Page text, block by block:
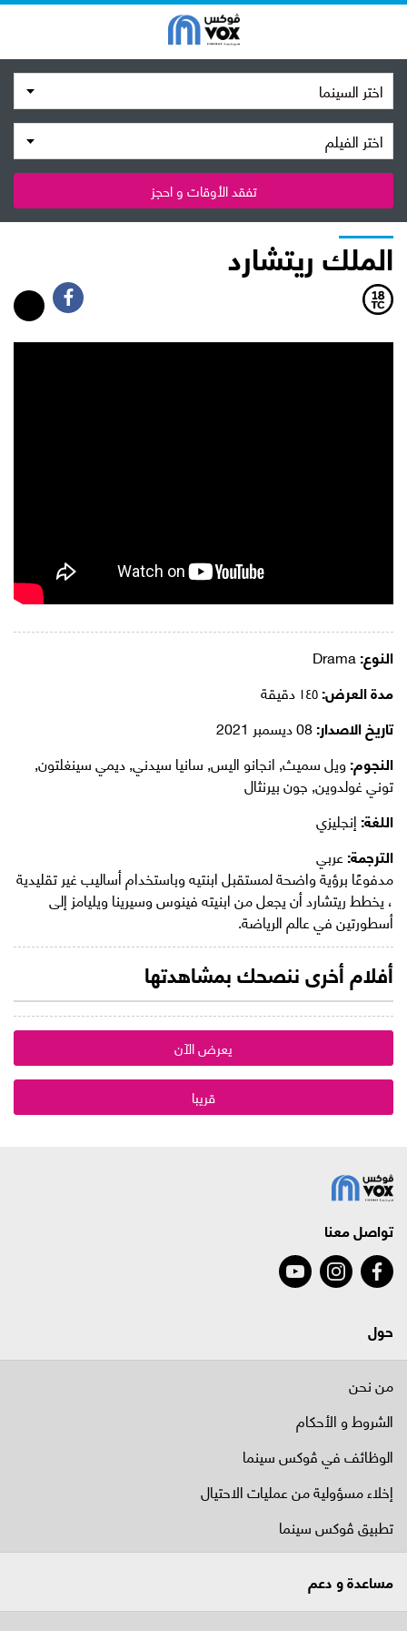
اختر السينما
اختر الفيلم
تفقد الأوقات و احجز
الملك ريتشارد
النوع:
مدة العرض:
تاريخ الاصدار:
النجوم:ويل سميث, انجانو اليس, سانيا سيدني, ديمي سينغلتون,
توني غولدوين, جون بيرنثال
اللغة:إنجليزي
الترجمة:عربي
مدفوعًا برؤية واضحة لمستقبل ابنتيه وباستخدام أساليب غير تقليدية
، يخطط ريتشارد أن يجعل من ابنيته فينوس وسيرينا ويليامز إلى
أسطورتين في عالم الرياضة.
أفلام أخرى ننصحك بمشاهدتها
يعرض الآن
قريبا
تواصل معنا
حول
من نحن
الشروط و الأحكام
الوظائف في ﭬوكس سينما
إخلاء مسؤولية من عمليات الاحتيال
تطبيق ڤوكس سينما
مساعدة و دعم